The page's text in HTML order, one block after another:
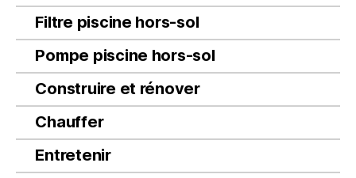
Filtre piscine hors-sol
Pompe piscine hors-sol
Construire et rénover
Chauffer
Entretenir